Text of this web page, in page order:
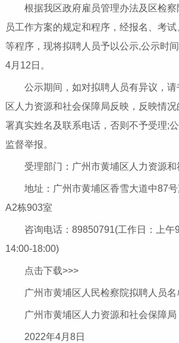
根据我区政府雇员管理办法及区检
员工作方案的规定和程序，经报名、考
等程序，现将拟聘人员予以公示,公示时
4月12日。
公示期间，如对拟聘人员有异议，
区人力资源和社会保障局反映，反映情
署真实姓名及联系电话，否则不予受理;
监督举报。
受理部门：广州市黄埔区人力资源和
地址：广州市黄埔区香雪大道中87
A2栋903室
咨询电话：89850791(工作日：上午
14:00-18:00)
点击下载>>>
广州市黄埔区人民检察院拟聘人员名
广州市黄埔区人力资源和社会保障局
2022年4月8日